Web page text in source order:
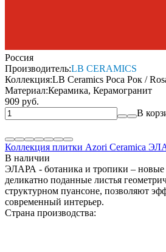
Россия
Производитель:LB CERAMICS
Коллекция:LB Ceramics Роса Рок /
Материал:Керамика, Керамогранит
909 руб.
В
Коллекция плитки Azori Ceramica
В наличии
ЭЛАРА - ботаника и тропики – новые
деликатно поданные листья
структурном пуансоне, позволяют
современный интерьер.
Страна производства: